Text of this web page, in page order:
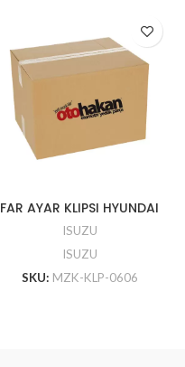
FAR AYAR KLIPSI HYUNDAI
ISUZU
ISUZU
SKU: MZK-KLP-0606